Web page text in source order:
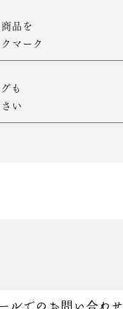
品を
マーク
も
い